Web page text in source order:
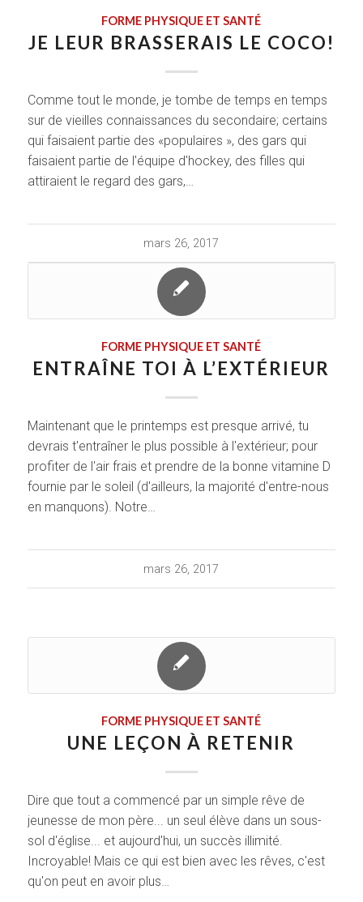
FORME PHYSIQUE ET SANTÉ
JE LEUR BRASSERAIS LE COCO!
Comme tout le monde, je tombe de temps en temps
sur de vieilles connaissances du secondaire; certains
qui faisaient partie des «populaires », des gars qui
faisaient partie de l'équipe d'hockey, des filles qui
attiraient le regard des gars,…
mars 26, 2017
FORME PHYSIQUE ET SANTÉ
ENTRAÎNE TOI À L’EXTÉRIEUR
Maintenant que le printemps est presque arrivé, tu
devrais t'entraîner le plus possible à l'extérieur; pour
profiter de l'air frais et prendre de la bonne vitamine D
fournie par le soleil (d'ailleurs, la majorité d'entre-nous
en manquons). Notre…
mars 26, 2017
FORME PHYSIQUE ET SANTÉ
UNE LEÇON À RETENIR
Dire que tout a commencé par un simple rêve de
jeunesse de mon père... un seul élève dans un sous-
sol d'église... et aujourd'hui, un succès illimité.
Incroyable! Mais ce qui est bien avec les rêves, c'est
qu'on peut en avoir plus…